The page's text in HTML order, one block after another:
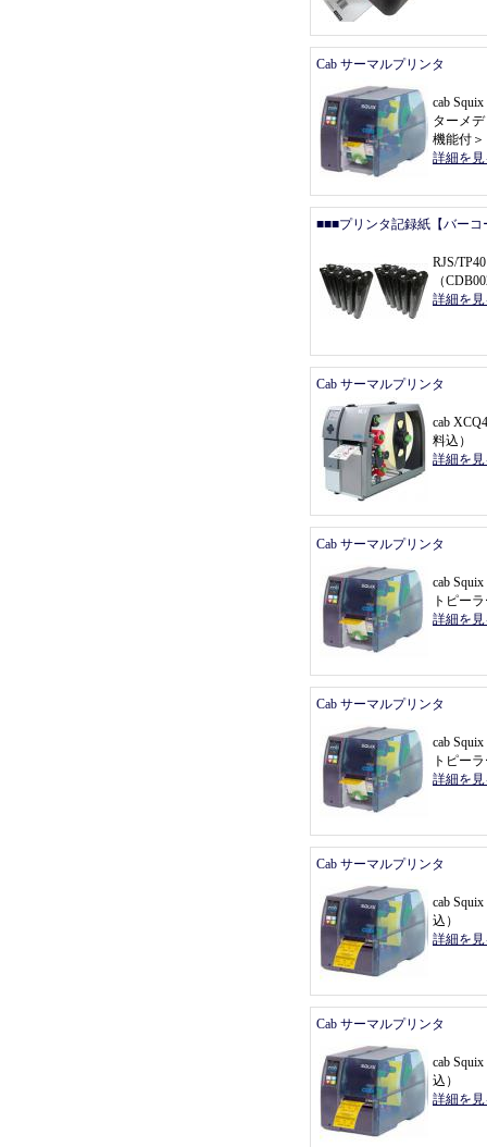
Cab サーマルプリンタ
cab
ターメ
機能付
詳細を
■■■プリンタ記録紙【バー
RJS/
（
詳細を
Cab サーマルプリンタ
cab
料込 ）
詳細を
Cab サーマルプリンタ
cab
トピー
詳細を
Cab サーマルプリンタ
cab
トピー
詳細を
Cab サーマルプリンタ
cab
込 ）
詳細を
Cab サーマルプリンタ
cab
込 ）
詳細を